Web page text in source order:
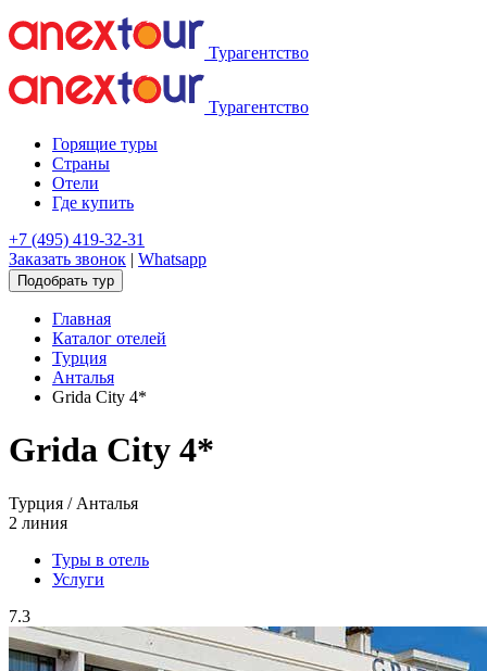
Турагентство
Турагентство
Горящие туры
Страны
Отели
Где купить
+7 (495) 419-32-31
Заказать звонок | Whatsapp
Подобрать тур
Главная
Каталог отелей
Турция
Анталья
Grida City 4*
Grida City 4*
Турция / Анталья
2 линия
Туры в отель
Услуги
7.3